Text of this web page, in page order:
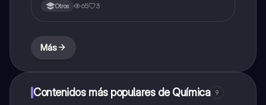
Otros 65 3
Más
Contenidos más populares de Química 9